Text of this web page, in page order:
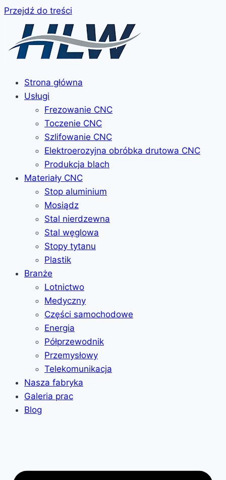
Przejdź do treści
Strona główna
Usługi
Frezowanie CNC
Toczenie CNC
Szlifowanie CNC
Elektroerozyjna obróbka drutowa CNC
Produkcja blach
Materiały CNC
Stop aluminium
Mosiądz
Stal nierdzewna
Stal węglowa
Stopy tytanu
Plastik
Branże
Lotnictwo
Medyczny
Części samochodowe
Energia
Półprzewodnik
Przemysłowy
Telekomunikacja
Nasza fabryka
Galeria prac
Blog